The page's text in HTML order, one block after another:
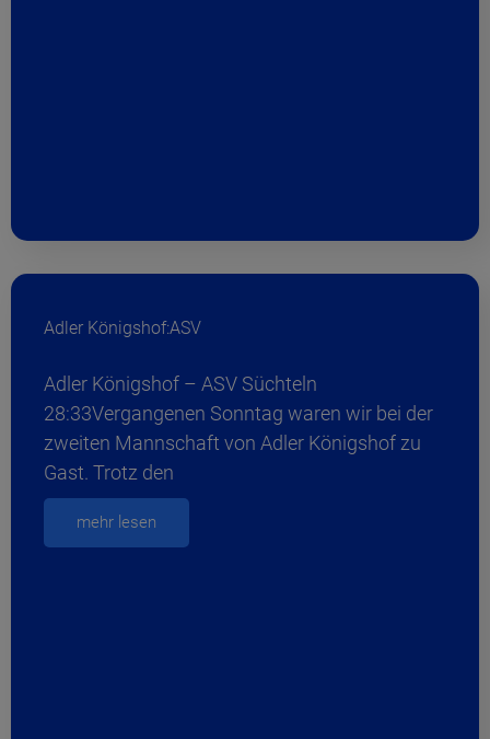
Adler Königshof:ASV
Adler Königshof – ASV Süchteln
28:33Vergangenen Sonntag waren wir bei der
zweiten Mannschaft von Adler Königshof zu
Gast. Trotz den
mehr lesen